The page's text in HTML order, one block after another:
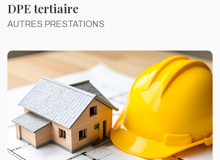
DPE tertiaire
AUTRES PRESTATIONS